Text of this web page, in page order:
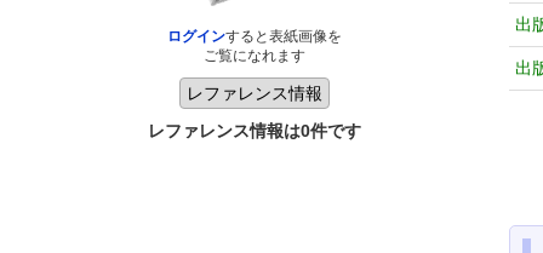
ログインすると表紙画像を
ご覧になれます
レファレンス情報は0件です
出
出